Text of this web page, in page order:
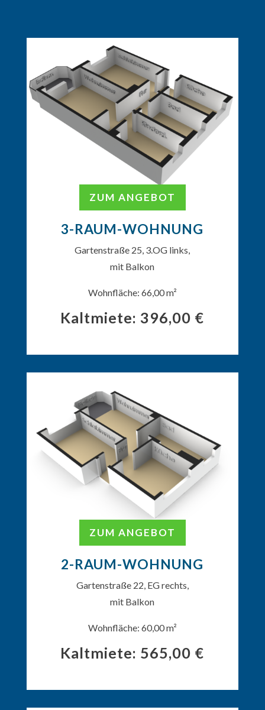
ZUM ANGEBOT
3-RAUM-WOHNUNG
Gartenstraße 25, 3.OG links,
mit Balkon
Wohnfläche: 66,00 m²
Kaltmiete: 396,00 €
ZUM ANGEBOT
2-RAUM-WOHNUNG
Gartenstraße 22, EG rechts,
mit Balkon
Wohnfläche: 60,00 m²
Kaltmiete: 565,00 €